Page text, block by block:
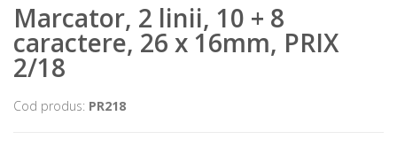
Marcator, 2 linii, 10 + 8
caractere, 26 x 16mm, PRIX
2/18
Cod produs: PR218